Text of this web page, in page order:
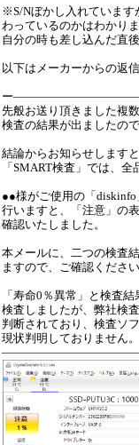
※S/Nぼかし入れています
わっているのかはわかり
自分の時も差し込んだ直
以下はメーカーからの返
ー
先般お送り頂きました複
検査の結果が出ましたの
結論からお知らせします
「SMART検査」では、全
●●様がご使用の「
行いますと、「注意」の
確認いたしました。
本メールに、二つの検査
ますので、ご確認ください
「寿命0％異常」と検査
検査しましたが、弊社検
判断されており、検査ソ
現状判明しておりません。